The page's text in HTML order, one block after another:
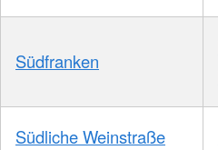
Südfranken
Südliche Weinstraße